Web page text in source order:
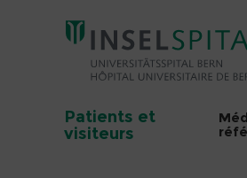
Patients et
visiteurs